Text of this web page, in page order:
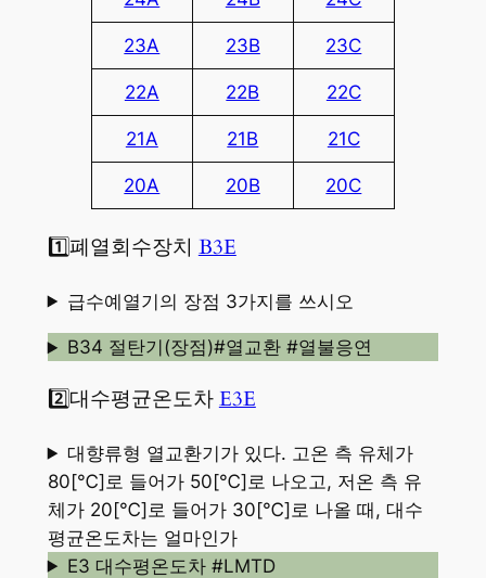
23A 23B 23C
22A 22B 22C
21A 21B 21C
20A 20B 20C
1️⃣폐열회수장치 B3E
급수예열기의 장점 3가지를 쓰시오
B34 절탄기(장점)#열교환 #열불응연
2️⃣대수평균온도차E3E
대향류형 열교환기가 있다. 고온 측 유체가
80[℃]로 들어가 50[℃]로 나오고, 저온 측 유
체가 20[℃]로 들어가 30[℃]로 나올 때, 대수
평균온도차는 얼마인가
E3 대수평온도차 #LMTD